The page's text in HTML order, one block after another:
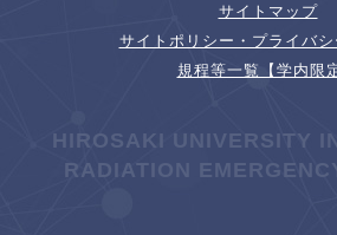
サイトマップ
サイトポリシー・プライバ
規程等一覧【学内限
HIROSAKI UNIVERSITY
RADIATION